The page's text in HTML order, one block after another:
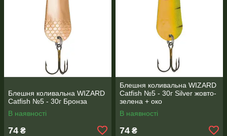
Блешня коливальна WIZARD
Catfish №5 - 30г Бронза
В наявності
74 ₴
Блешня коливальна WIZARD
Catfish №5 - 30г Silver жовто-
зелена + око
В наявності
74 ₴